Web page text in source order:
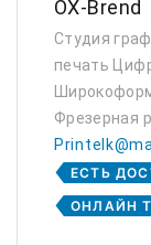
OX-Brend
Студия
печать
Фрезерная
ЕСТЬ
ОНЛАЙН